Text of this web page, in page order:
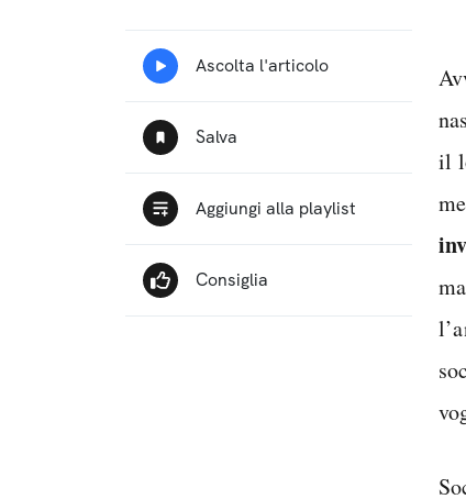
il